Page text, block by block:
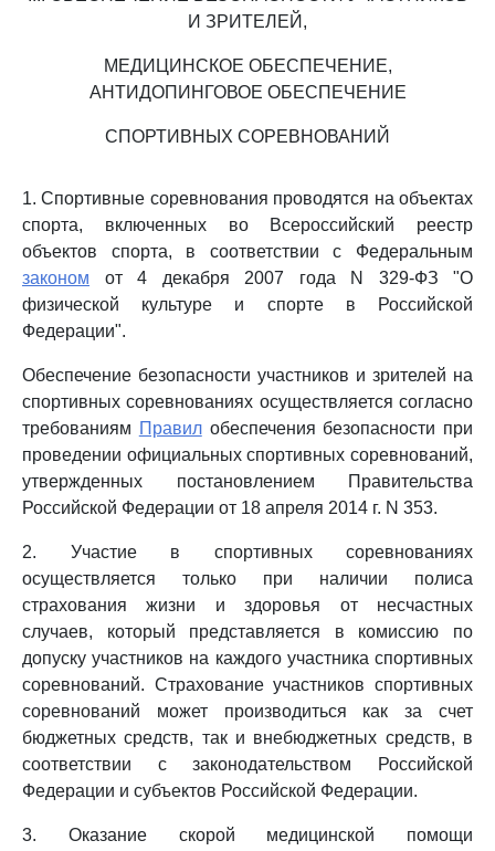
И ЗРИТЕЛЕЙ,
МЕДИЦИНСКОЕ ОБЕСПЕЧЕНИЕ,
АНТИДОПИНГОВОЕ ОБЕСПЕЧЕНИЕ
СПОРТИВНЫХ СОРЕВНОВАНИЙ
1. Спортивные соревнования проводятся на объектах
спорта, включенных во Всероссийский реестр
объектов спорта, в соответствии с Федеральным
законом от 4 декабря 2007 года N 329-ФЗ "О
физической культуре и спорте в Российской
Федерации".
Обеспечение безопасности участников и зрителей на
спортивных соревнованиях осуществляется согласно
требованиям Правилобеспечения безопасности при
проведении официальных спортивных соревнований,
утвержденных постановлением Правительства
Российской Федерации от 18 апреля 2014 г. N 353.
2. Участие в спортивных соревнованиях
осуществляется только при наличии полиса
страхования жизни и здоровья от несчастных
случаев, который представляется в комиссию по
допуску участников на каждого участника спортивных
соревнований. Страхование участников спортивных
соревнований может производиться как за счет
бюджетных средств, так и внебюджетных средств, в
соответствии с законодательством Российской
Федерации и субъектов Российской Федерации.
3. Оказание скорой медицинской помощи